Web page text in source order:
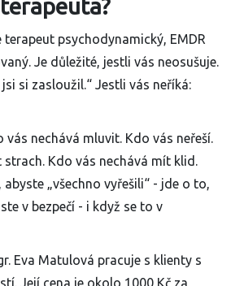
terapeut psychodynamický, EMDR
Je důležité, jestli vás neosušuje.
si zasloužil.“ Jestli vás neříká:
vás nechává mluvit. Kdo vás neřeší.
strach. Kdo vás nechává mít klid.
„všechno vyřešili“ - jde o to,
v bezpečí - i když se to v
Eva Matulová pracuje s klienty s
Její cena je okolo 1000 Kč za